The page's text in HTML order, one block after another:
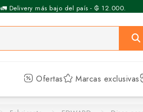
🚛 Delivery más bajo del país - ₲ 12.000.
Ofertas Marcas exclusivas